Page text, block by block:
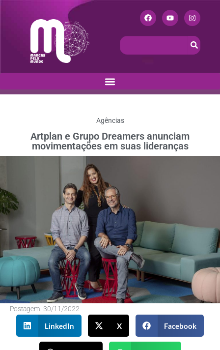
Agências
Artplan e Grupo Dreamers anunciam
movimentações em suas lideranças
Postagem: 30/11/2022
LinkedIn X Facebook